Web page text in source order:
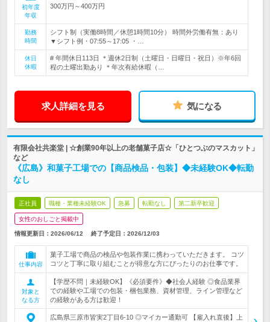
初年度
年収
300万円～400万円
勤務
時間
シフト制（実働8時間／休憩1時間10分） 時間外労働有無：あり
▼シフト例・07:55～17:05 ・…
休日
休暇
# 年間休日113日 ＊週休2日制（土曜日・日曜日・祝日）※年6回
程の土曜出勤あり ＊年次有給休暇（…
求人詳細を見る 気になる
有限会社共楽堂 | ☆創業90年以上の老舗菓子店☆「ひとつぶのマスカット」
など
《広島》和菓子工場での【商品検品・包装】◆未経験OK◆転勤
なし
正社員 職種・業種未経験OK 急募 転勤なし 第二新卒歓迎
女性のおしごと掲載中
情報更新日：2026/06/12 終了予定日： 2026/12/03
仕事内容
菓子工場で商品の検品や包装作業に携わっていただきます。 コツ
コツと丁寧に取り組むことが得意な方にぴったりのお仕事です。
対象と
なる方
【学歴不問｜未経験OK】《必須要件》◆社会人経験 ◎食品業界
での経験や工場での包装・梱包業務、資材管理、ライン管理など
の経験がある方は歓迎！
広島県三原市皆実2丁目6-10 ◎マイカー通勤可 【雇入れ直後】上